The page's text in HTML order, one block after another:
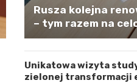
Rusza kolejna
– tym razem na
Unikatowa wizyta
zielonej transformacji